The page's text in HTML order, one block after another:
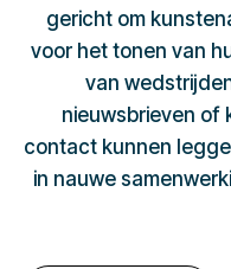
gericht om
voor het tonen van
van
nieuwsbrieven of
contact kunnen
in nauwe